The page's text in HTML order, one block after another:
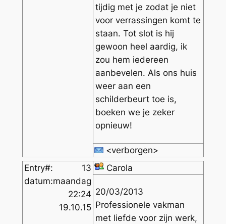
tijdig met je zodat je niet
voor verrassingen komt te
staan. Tot slot is hij
gewoon heel aardig, ik
zou hem iedereen
aanbevelen. Als ons huis
weer aan een
schilderbeurt toe is,
boeken we je zeker
opnieuw!
<verborgen>
Entry#:
13
datum:maandag
22:24
19.10.15
Carola
20/03/2013
Professionele vakman
met liefde voor zijn werk,